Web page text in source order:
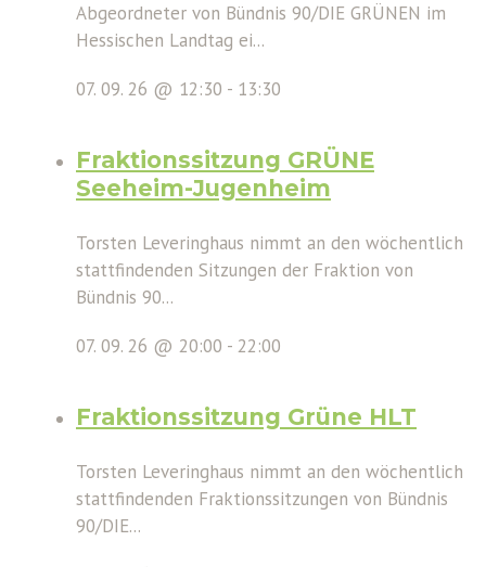
Abgeordneter von Bündnis 90/DIE GRÜNEN im
Hessischen Landtag ei...
07. 09. 26 @ 12:30 - 13:30
Fraktionssitzung GRÜNE
Seeheim-Jugenheim
Torsten Leveringhaus nimmt an den wöchentlich
stattfindenden Sitzungen der Fraktion von
Bündnis 90...
07. 09. 26 @ 20:00 - 22:00
Fraktionssitzung Grüne HLT
Torsten Leveringhaus nimmt an den wöchentlich
stattfindenden Fraktionssitzungen von Bündnis
90/DIE...